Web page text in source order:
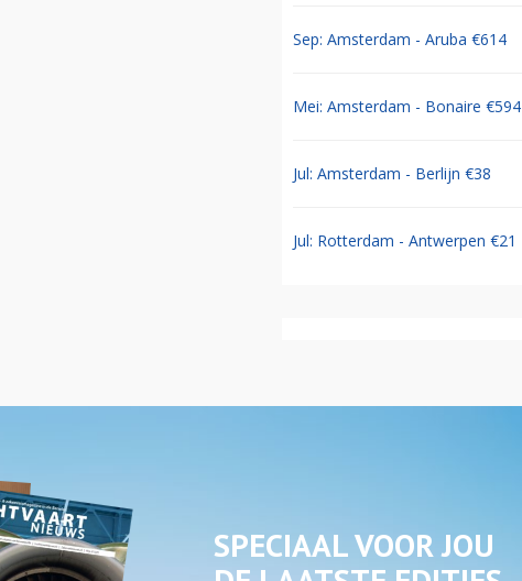
Sep: Amsterdam - Aruba €614
Mei: Amsterdam - Bonaire €594
Jul: Amsterdam - Berlijn €38
Jul: Rotterdam - Antwerpen €21
SPECIAAL VOOR JOU